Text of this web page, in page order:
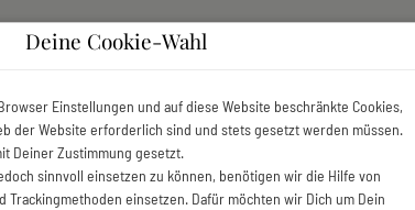
Unterkünfte
Deine Cookie-Wahl
Einstellungen und auf diese Website beschränkte Cookies,
der Website erforderlich sind und stets gesetzt werden müssen.
Deiner Zustimmung gesetzt.
sinnvoll einsetzen zu können, benötigen wir die Hilfe von
Trackingmethoden einsetzen. Dafür möchten wir Dich um Dein